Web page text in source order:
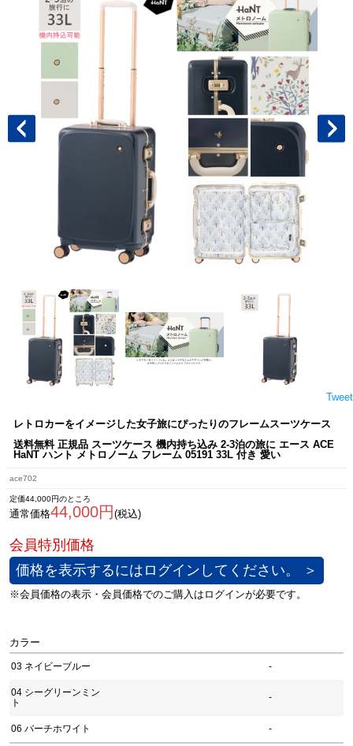
Tweet
レトロカーをイメージした女子旅にぴったりのフレームスーツケース
送料無料 正規品 スーツケース 機内持ち込み 2-3泊の旅に エース ACE
HaNT ハント メトロノーム フレーム 05191 33L 付き 愛い
ace702
定価44,000円のところ
通常価格44,000円 (税込)
価格を表示するにはログインしてください。 ＞
カラー
03 ネイビーブルー -
04 シーグリーンミン
ト
-
06 バーチホワイト -